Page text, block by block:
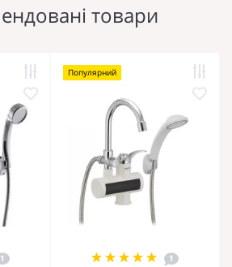
товари
1
Популярний
1